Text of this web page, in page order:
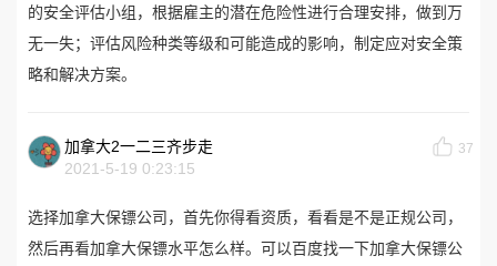
的安全评估小组，根据雇主的潜在危险性进行合理安排，做到万
无一失；评估风险种类等级和可能造成的影响，制定应对安全策
略和解决方案。
加拿大2一二三齐步走
2021-5-19 0:23:15
37
选择加拿大保镖公司，首先你得看资质，看看是不是正规公司，
然后再看加拿大保镖水平怎么样。可以百度找一下加拿大保镖公